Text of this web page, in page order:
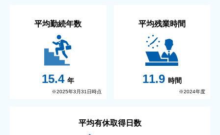
平均勤続年数
15.4 年
※2025年3月31日時点
平均残業時間
11.9 時間
※2024年度
平均有休取得日数